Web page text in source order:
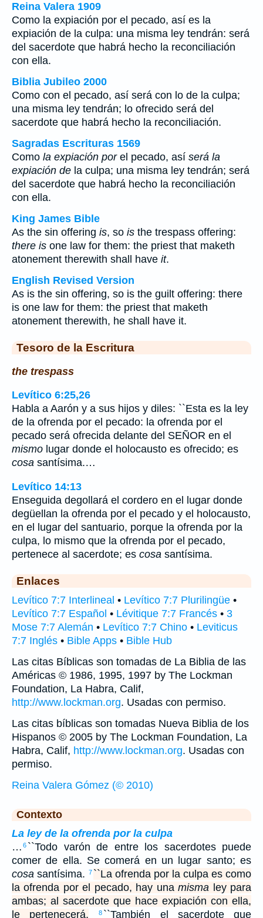
Reina Valera 1909
Como la expiación por el pecado, así es la
expiación de la culpa: una misma ley tendrán: será
del sacerdote que habrá hecho la reconciliación
con ella.
Biblia Jubileo 2000
Como con el pecado, así será con lo de la culpa;
una misma ley tendrán; lo ofrecido será del
sacerdote que habrá hecho la reconciliación.
Sagradas Escrituras 1569
Como la expiación porel pecado, así será la
expiación de la culpa; una misma ley tendrán; será
del sacerdote que habrá hecho la reconciliación
con ella.
King James Bible
As the sin offering is, so is the trespass offering:
there is one law for them: the priest that maketh
atonement therewith shall have it.
English Revised Version
As is the sin offering, so is the guilt offering: there
is one law for them: the priest that maketh
atonement therewith, he shall have it.
Tesoro de la Escritura
the trespass
Levítico 6:25,26
Habla a Aarón y a sus hijos y diles: ``Esta es la ley
de la ofrenda por el pecado: la ofrenda por el
pecado será ofrecida delante del SEÑOR en el
mismo lugar donde el holocausto es ofrecido; es
cosa santísima.…
Levítico 14:13
Enseguida degollará el cordero en el lugar donde
degüellan la ofrenda por el pecado y el holocausto,
en el lugar del santuario, porque la ofrenda por la
culpa, lo mismo que la ofrenda por el pecado,
pertenece al sacerdote; es cosa santísima.
Enlaces
Levítico 7:7 Interlineal • Levítico 7:7 Plurilingüe •
Levítico 7:7 Español • Lévitique 7:7 Francés • 3
Mose 7:7 Alemán • Levítico 7:7 Chino • Leviticus
7:7 Inglés • Bible Apps • Bible Hub
Las citas Bíblicas son tomadas de La Biblia de las
Américas © 1986, 1995, 1997 by The Lockman
Foundation, La Habra, Calif,
http://www.lockman.org. Usadas con permiso.
Las citas bíblicas son tomadas Nueva Biblia de los
Hispanos © 2005 by The Lockman Foundation, La
Habra, Calif, http://www.lockman.org. Usadas con
permiso.
Reina Valera Gómez (© 2010)
Contexto
La ley de la ofrenda por la culpa
… 6 ``Todo varón de entre los sacerdotes puede
comer de ella. Se comerá en un lugar santo; es
cosa santísima. 7 ``La ofrenda por la culpa es como
la ofrenda por el pecado, hay unamisma ley para
ambas; al sacerdote que hace expiación con ella,
le pertenecerá.
8 ``También el sacerdote que